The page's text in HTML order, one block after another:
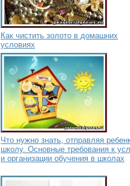
Как чистить золото в домашних
условиях
Что нужно знать, отправляя
школу. Основные требования к
и организации обучения в школах